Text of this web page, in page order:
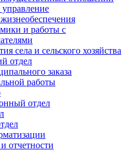
и работы с
села и сельского хозяйства
отдел
заказа
работы
отдел
отчетности